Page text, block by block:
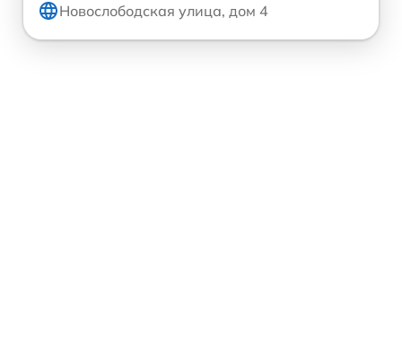
Новослободская улица, дом 4